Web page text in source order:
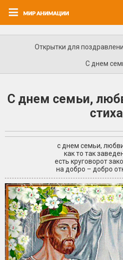
Открытки для
С днем
С днем семьи,
с днем семьи,
как то так
есть круговорот
на добро – добро